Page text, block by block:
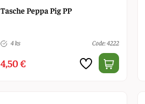
Tasche Peppa Pig PP
4 ks Code: 4222
4,50 €